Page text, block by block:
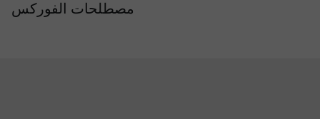
مصطلحات الفوركس